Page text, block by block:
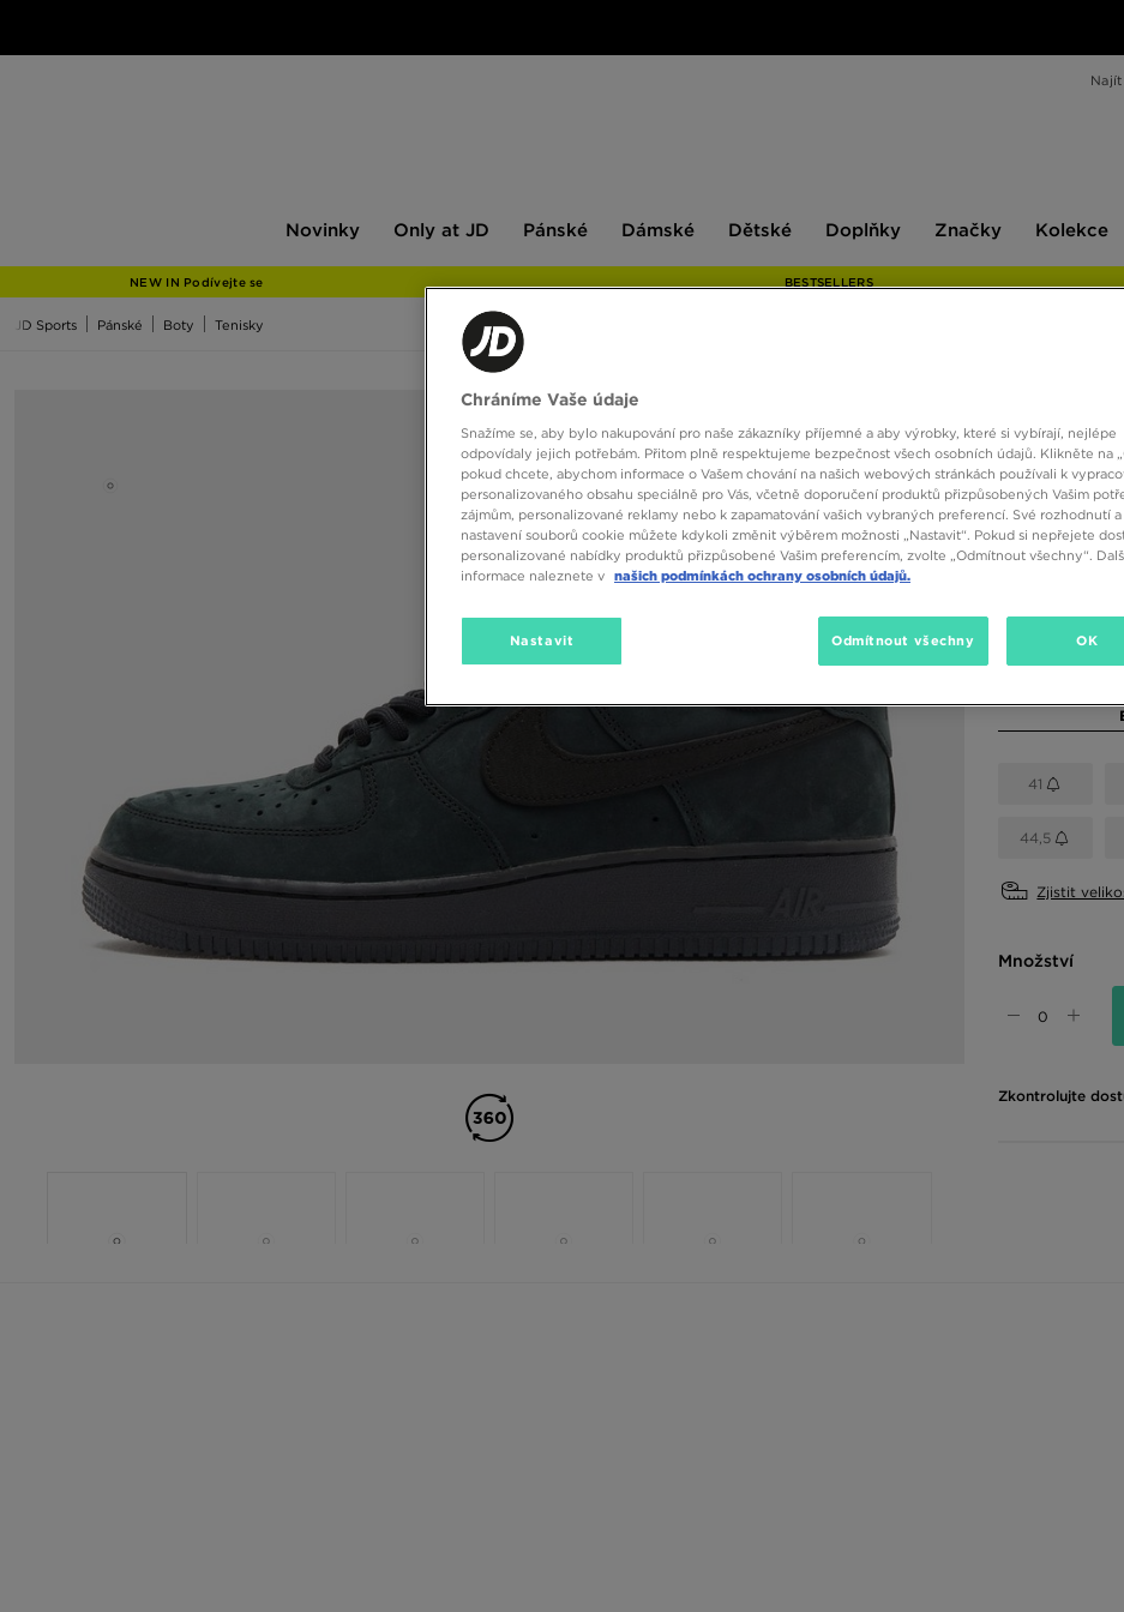
Novinky
JD
Only at JD Pánské Dámské Dětské Doplňky Značky Kolekce
NEW IN Podívejte se BESTSELLERS
JD Sports Pánské Boty Tenisky
NIKE AIR
1890 Kč
Vyberte
41
44,5
Zjistit
Množství
Zkontrolujte
Chráníme Vaše údaje
Snažíme se, aby bylo nakupování pro naše zákazníky příjemné a aby výrobky, které si vybírají, nejlépe
odpovídaly jejich potřebám. Přitom plně respektujeme bezpečnost všech osobních údajů. Klikněte na
pokud chcete, abychom informace o Vašem chování na našich webových stránkách používali k
personalizovaného obsahu speciálně pro Vás, včetně doporučení produktů přizpůsobených Vašim
zájmům, personalizované reklamy nebo k zapamatování vašich vybraných preferencí. Své rozhodnutí a
nastavení souborů cookie můžete kdykoli změnit výběrem možnosti „Nastavit“. Pokud si nepřejete
personalizované nabídky produktů přizpůsobené Vašim preferencím, zvolte „Odmítnout všechny“.
informace naleznete v našich podmínkách ochrany osobních údajů.
Nastavit Odmítnout všechny OK